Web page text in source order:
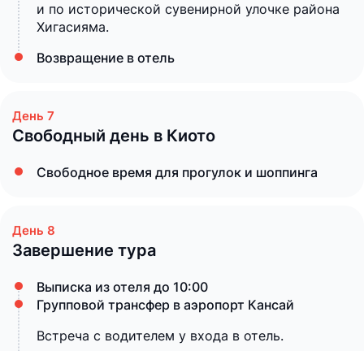
и по исторической сувенирной улочке района
Хигасияма.
Возвращение в отель
Свободный день в Киото
Свободное время для прогулок и шоппинга
Завершение тура
Выписка из отеля до 10:00
Групповой трансфер в аэропорт Кансай
Встреча с водителем у входа в отель.